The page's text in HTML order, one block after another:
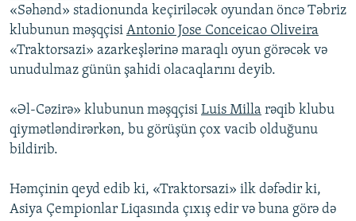
«Səhənd» stadionunda keçiriləcək oyundan öncə Təbriz
klubunun məşqçisi Antonio Jose Conceicao Oliveira
«Traktorsazi» azarkeşlərinə maraqlı oyun görəcək və
unudulmaz günün şahidi olacaqlarını deyib.
«Əl-Cəzirə» klubunun məşqçisi Luis Milla rəqib klubu
qiymətləndirərkən, bu görüşün çox vacib olduğunu
bildirib.
Həmçinin qeyd edib ki, «Traktorsazi» ilk dəfədir ki,
Asiya Çempionlar Liqasında çıxış edir və buna görə də